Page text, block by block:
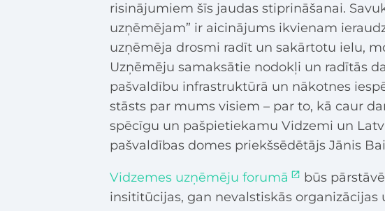
risinājumiem šīs jaudas stiprināšanai.
uzņēmējam” ir aicinājums ikvienam
uzņēmēja drosmi radīt un sakārtotu ielu,
Uzņēmēju samaksātie nodokļi un radītās
pašvaldību infrastruktūrā un nākotnes
stāsts par mums visiem – par to, kā caur
spēcīgu un pašpietiekamu Vidzemi un
pašvaldības domes priekšsēdētājs Jānis
Vidzemes uzņēmēju forumā
būs
insititūcijas, gan nevalstiskās